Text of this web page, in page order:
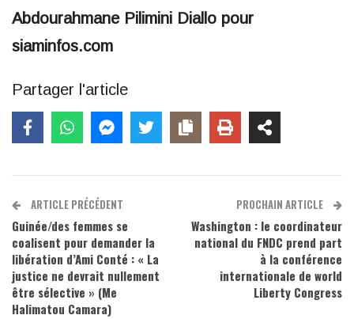
Abdourahmane Pilimini Diallo pour
siaminfos.com
Partager l'article
ARTICLE PRÉCÉDENT
Guinée/des femmes se
coalisent pour demander la
libération d’Ami Conté : « La
justice ne devrait nullement
être sélective » (Me
Halimatou Camara)
PROCHAIN ARTICLE
Washington : le coordinateur
national du FNDC prend part
à la conférence
internationale de world
Liberty Congress